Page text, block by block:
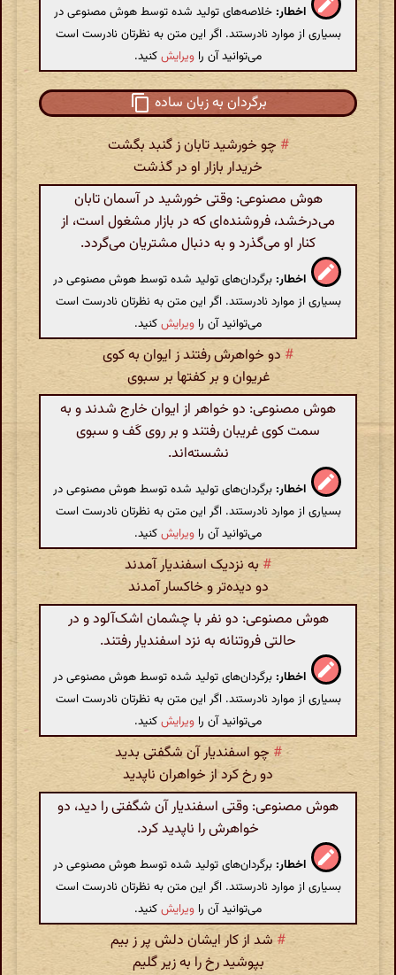
اخطار: خلاصه‌های تولید شده توسط هوش مصنوعی در
بسیاری از موارد نادرستند. اگر این متن به نظرتان نادرست است
می‌توانید آن را ویرایشکنید.
برگردان به زبان ساده
# چو خورشید تابان ز گنبد بگشت
خریدار بازار او در گذشت
هوش مصنوعی: وقتی خورشید در آسمان تابان
می‌درخشد، فروشنده‌ای که در بازار مشغول است، از
کنار او می‌گذرد و به دنبال مشتریان می‌گردد.
اخطار: برگردان‌های تولید شده توسط هوش مصنوعی در
بسیاری از موارد نادرستند. اگر این متن به نظرتان نادرست است
می‌توانید آن را ویرایشکنید.
# دو خواهرش رفتند ز ایوان به کوی
غریوان و بر کفتها بر سبوی
هوش مصنوعی: دو خواهر از ایوان خارج شدند و به
سمت کوی غریبان رفتند و بر روی کَف و سبوی
نشسته‌اند.
اخطار: برگردان‌های تولید شده توسط هوش مصنوعی در
بسیاری از موارد نادرستند. اگر این متن به نظرتان نادرست است
می‌توانید آن را ویرایشکنید.
#به نزدیک اسفندیار آمدند
دو دیده‌تر و خاکسار آمدند
هوش مصنوعی: دو نفر با چشمان اشک‌آلود و در
حالتی فروتنانه به نزد اسفندیار رفتند.
اخطار: برگردان‌های تولید شده توسط هوش مصنوعی در
بسیاری از موارد نادرستند. اگر این متن به نظرتان نادرست است
می‌توانید آن را ویرایشکنید.
# چو اسفندیار آن شگفتی بدید
دو رخ کرد از خواهران ناپدید
هوش مصنوعی: وقتی اسفندیار آن شگفتی را دید، دو
خواهرش را ناپدید کرد.
اخطار: برگردان‌های تولید شده توسط هوش مصنوعی در
بسیاری از موارد نادرستند. اگر این متن به نظرتان نادرست است
می‌توانید آن را ویرایشکنید.
# شد از کار ایشان دلش پر ز بیم
بپوشید رخ را به زیر گلیم